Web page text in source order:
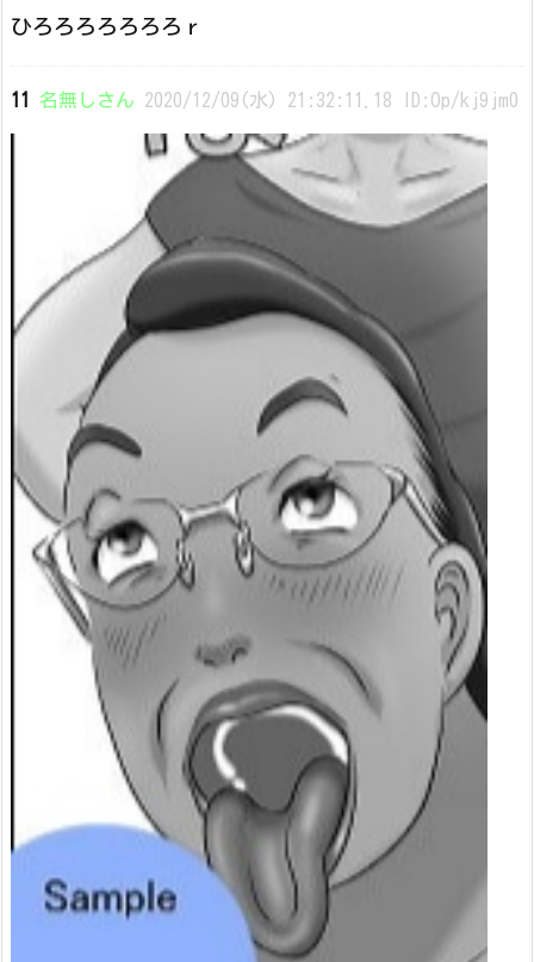
ひろろろろろろろｒ
11 名無しさん 2020/12/09(水) 21:32:11.18 ID:Op/kj9jm0